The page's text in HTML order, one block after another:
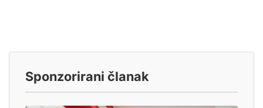
Sponzorirani članak